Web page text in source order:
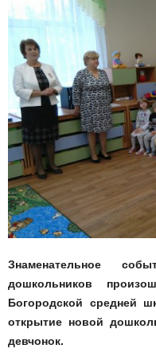
Знаменательное
дошкольников
Богородской средней
открытие новой
девчонок.